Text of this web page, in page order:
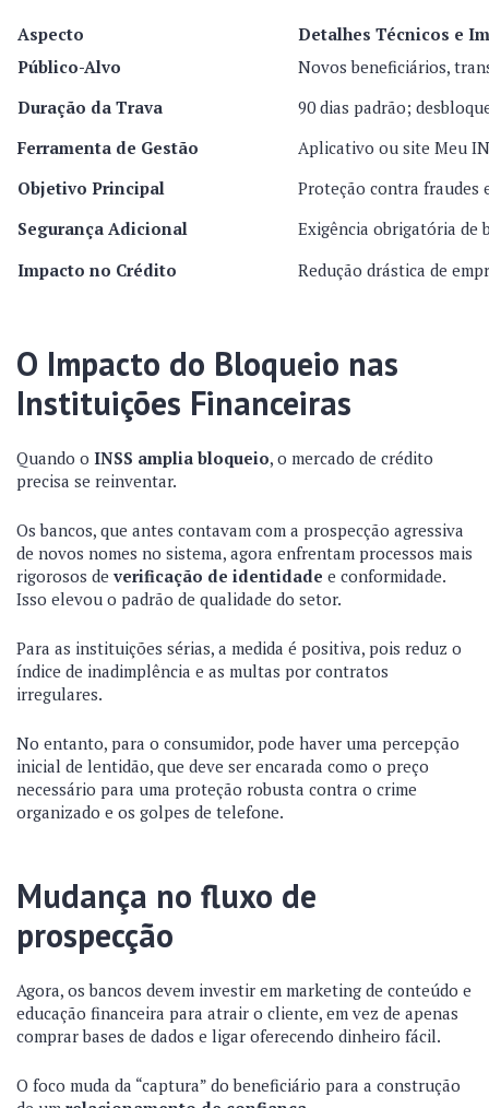
Aspecto
Detalhes Técnicos e
Público-Alvo
Novos beneficiários,
Duração da Trava
90 dias padrão;
Ferramenta de Gestão
Aplicativo ou site Meu
Objetivo Principal
Proteção contra fraudes
Segurança Adicional
Exigência obrigatória de
Impacto no Crédito
Redução drástica de
O Impacto do Bloqueio nas
Instituições Financeiras
Quando o INSS amplia bloqueio, o mercado de crédito
precisa se reinventar.
Os bancos, que antes contavam com a prospecção agressiva
de novos nomes no sistema, agora enfrentam processos mais
rigorosos de verificação de identidade e conformidade.
Isso elevou o padrão de qualidade do setor.
Para as instituições sérias, a medida é positiva, pois reduz o
índice de inadimplência e as multas por contratos
irregulares.
No entanto, para o consumidor, pode haver uma percepção
inicial de lentidão, que deve ser encarada como o preço
necessário para uma proteção robusta contra o crime
organizado e os golpes de telefone.
Mudança no fluxo de
prospecção
Agora, os bancos devem investir em marketing de conteúdo e
educação financeira para atrair o cliente, em vez de apenas
comprar bases de dados e ligar oferecendo dinheiro fácil.
O foco muda da “captura” do beneficiário para a construção